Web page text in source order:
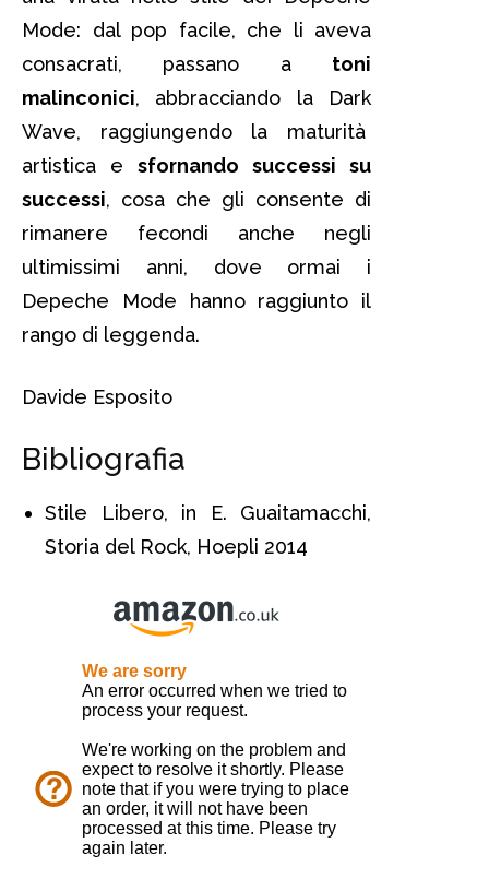
Mode: dal pop facile, che li aveva
consacrati, passano a toni
malinconici, abbracciando la Dark
Wave, raggiungendo la maturità
artistica e sfornando successi su
successi, cosa che gli consente di
rimanere fecondi anche negli
ultimissimi anni, dove ormai i
Depeche Mode hanno raggiunto il
rango di leggenda.
Davide Esposito
Bibliografia
Stile Libero, in E. Guaitamacchi,
Storia del Rock, Hoepli 2014